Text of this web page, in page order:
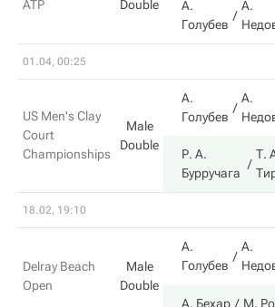
ATP Double
А.
Голубев
А.
01.04, 00:25
US Men's Clay
Court
Championships
Male
Double
А.
Голубев
А.
Р. А.
Бурручага
Т.
18.02, 19:10
Delray Beach
Open
Male
Double
А.
Голубев
А.
А. Бехар М.